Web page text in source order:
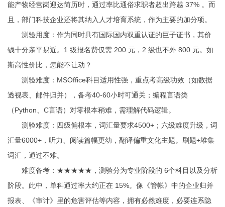
能产物经营岗迎达简历时，通过率比通俗求职者超出跨越 37% 。而
且，部门科技企业还将其纳入人才培育系统，作为主要的加分项。
测验用度：作为同时具有国际国内双重认证的巨子证书，其价
钱十分亲平易近。1 级报名费仅需 200 元，2 级也不外 800 元。如
斯高性价比，怎能不让动？
测验难度：MSOffice科目适用性强，重点考高级功效（如数据
透视表、邮件归并），备考40-60小时可通关；编程言语类
（Python、C言语）对零根本稍难，需理解代码逻辑。
测验难度：四级偏根本，词汇量要求4500+；六级难度升级，词
汇量6000+，听力、阅读篇幅更幼，翻译偏重文化主题。刷题+堆集
词汇，通过不难。
难度备考：★★★★★，测验分为专业阶段的 6个科目以及分析
阶段。此中，单科通过率大约正在 15%。像《管帐》中的企业归并
报表、《审计》里的危害评估等内容，拥有必然难度，必要连系隐